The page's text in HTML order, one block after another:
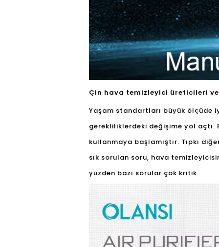
Çin hava temizleyici üreticileri
Yaşam standartları büyük ölçüde
gerekliliklerdeki değişime yol
kullanmaya başlamıştır. Tıpkı
sık sorulan soru, hava
yüzden bazı sorular çok kritik.